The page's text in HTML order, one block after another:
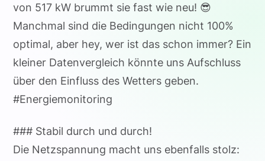
von 517 kW brummt sie fast wie neu! 😎
Manchmal sind die Bedingungen nicht 100%
optimal, aber hey, wer ist das schon immer? Ein
kleiner Datenvergleich könnte uns Aufschluss
über den Einfluss des Wetters geben.
#Energiemonitoring
### Stabil durch und durch!
Die Netzspannung macht uns ebenfalls stolz: